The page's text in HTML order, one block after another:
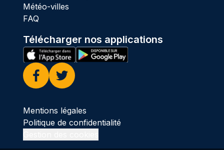
Météo-villes
FAQ
Télécharger nos applications
Facebook
Twitter
Mentions légales
Politique de confidentialité